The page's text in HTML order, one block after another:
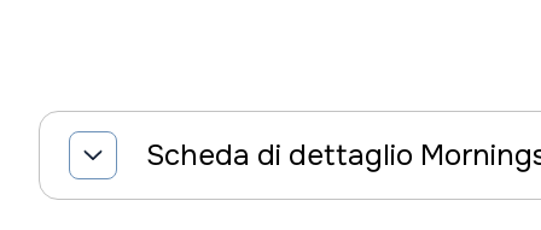
Scheda di dettaglio